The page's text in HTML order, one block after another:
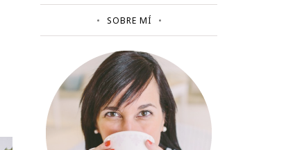
SOBRE MÍ